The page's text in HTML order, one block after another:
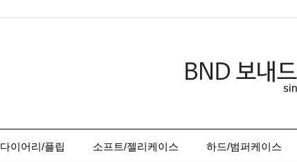
다이어리/플립 소프트/젤리케이스 하드/범퍼케이스